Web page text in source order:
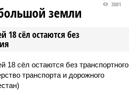
18 сёл остаются без
3001
земли